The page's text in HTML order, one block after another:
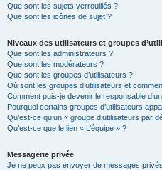
Que sont les sujets verrouillés ?
Que sont les icônes de sujet ?
Niveaux des utilisateurs et groupes
Que sont les administrateurs ?
Que sont les modérateurs ?
Que sont les groupes d’utilisateurs ?
Où sont les groupes d’utilisateurs et
Comment puis-je devenir le responsable
Pourquoi certains groupes d’utilisateurs
Qu’est-ce qu’un « groupe d’utilisateurs par
Qu’est-ce que le lien « L’équipe » ?
Messagerie privée
Je ne peux pas envoyer de messages